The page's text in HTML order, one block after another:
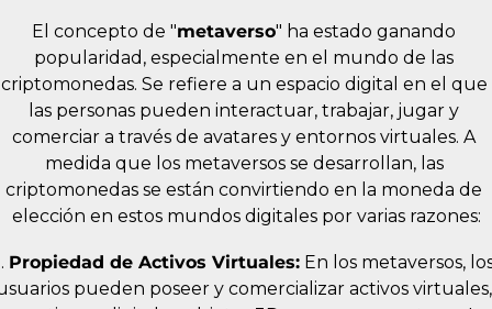
El concepto de "metaverso" ha estado ganando
popularidad, especialmente en el mundo de las
criptomonedas. Se refiere a un espacio digital en el que
las personas pueden interactuar, trabajar, jugar y
comerciar a través de avatares y entornos virtuales. A
medida que los metaversos se desarrollan, las
criptomonedas se están convirtiendo en la moneda de
elección en estos mundos digitales por varias razones:
Propiedad de Activos Virtuales: En los metaversos,
pueden poseer y comercializar activos virtuales,